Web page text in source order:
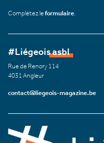
Complétez leformulaire
#Liégeois asbl
Rue de Renory 114
4031 Angleur
contact@liegeois-magazine.be